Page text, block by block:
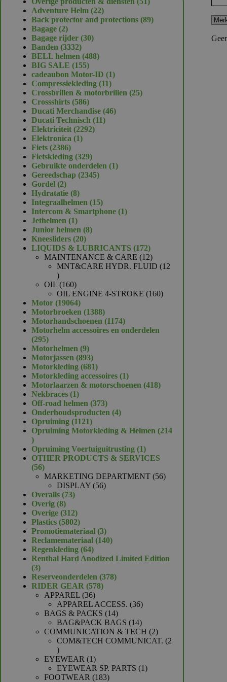
Adventure Helm 2222
producten
Back protector and protections 8989
Bagage 22
producten
Bagage rijder 3030
Banden 33323332
producten
BELL helmen 488488
BIG SALE 155155
producten
cadeaubon Motor-ID 11
Compressiekleding 1111
producten
Crossbrillen & motorbrillen 2525
Crossshirts 586586
producten
Ducati Merchandise 4646
Ducati Technisch 1111
Elektriciteit 22922292
Elektronica 11
Fiets 23862386
producten
Fietskleding 329329
producten
Gebruikte onderdelen 11
Gereedschap 23452345
Gordel 22
producten
Hydratatie 88
producten
Integraalhelmen 1515
producten
Intercom & Smartphone 11
Jethelmen 11
product
Junior helmen 88
Kneesliders 2020
producten
LIQUIDS & LUBRICANTS 172172
producten
MAINTENANCE & CARE 1212
producten
MNT&CARE HYDR. FLUID
12
12
producten
OIL 160160
producten
OIL ENGINE 4-STROKE 160160
Motor 1906419064
producten
Motorbroeken 13881388
producten
Motorhandschoenen 11741174
producten
Motorhelm accessoires en onderdelen
295295
producten
Motorhelmen 99
producten
Motorjassen 893893
producten
Motorkleding 681681
producten
Motorkleding accessoires 11
product
Motorlaarzen & motorschoenen 418418
Nekbraces 11
product
Off-road helmen 373373
producten
Onderhoudsproducten 44
Opruiming 11211121
producten
Opruiming Motorkleding & Helmen
214
214
producten
Opruiming Voertuiguitrusting 11
product
OTHER PRODUCTS & SERVICES
5656
producten
MARKETING DEPARTMENT 5656
DISPLAY 5656
Overalls 7373
Overig 88
producten
Overige 312312
producten
Plastics 58025802
producten
Promotiemateriaal 33
producten
Reclamemateriaal 140140
Regenkleding 6464
producten
Renthal Hard Anodized Limited Edition
33
producten
Reserveonderdelen 378378
RIDER GEAR 578578
APPAREL 3636
producten
APPAREL ACCESS. 3636
BAGS & PACKS 1414
producten
BAG&PACK BAGS 1414
producten
COMMUNICATION & TECH 22
producten
COM&TECH COMMUNICAT.
2
2
producten
EYEWEAR 11
product
EYEWEAR SP. PARTS 11
FOOTWEAR 183183